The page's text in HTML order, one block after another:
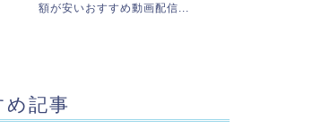
額が安いおすすめ動画配信...
め記事